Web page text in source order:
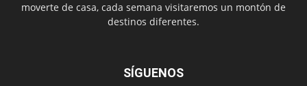
moverte de casa, cada semana visitaremos un montón de
destinos diferentes.
SÍGUENOS